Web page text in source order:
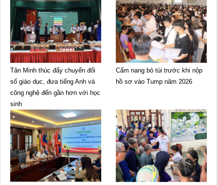
Tân Minh thúc đẩy chuyển đổi
số giáo dục, đưa tiếng Anh và
công nghệ đến gần hơn với học
sinh
Cẩm nang bỏ túi trước khi nộp
hồ sơ vào Tump năm 2026